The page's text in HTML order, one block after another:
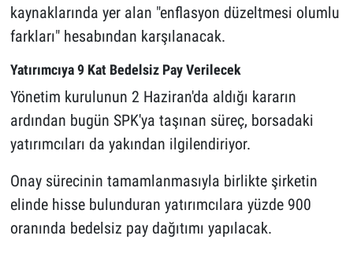
kaynaklarında yer alan "enflasyon düzeltmesi olumlu
farkları" hesabından karşılanacak.
Yatırımcıya 9 Kat Bedelsiz Pay Verilecek
Yönetim kurulunun 2 Haziran'da aldığı kararın
ardından bugün SPK'ya taşınan süreç, borsadaki
yatırımcıları da yakından ilgilendiriyor.
Onay sürecinin tamamlanmasıyla birlikte şirketin
elinde hisse bulunduran yatırımcılara yüzde 900
oranında bedelsiz pay dağıtımı yapılacak.